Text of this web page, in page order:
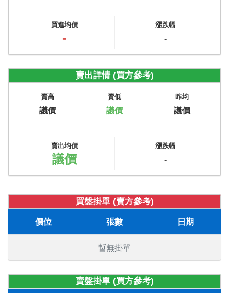
買進均價
-
漲跌幅
-
賣出詳情 (買方參考)
賣高
議價
賣低
議價
昨均
議價
賣出均價
議價
漲跌幅
-
買盤掛單 (賣方參考)
價位 張數 日期
暫無掛單
賣盤掛單 (買方參考)